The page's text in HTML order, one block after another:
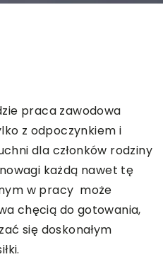
praca zawodowa
z odpoczynkiem i
dla członków rodziny
każdą nawet tę
w pracy może
chęcią do gotowania,
się doskonałym